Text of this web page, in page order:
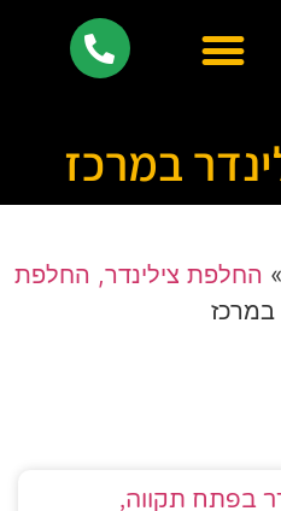
במרכז
» החלפת צילינדר, החלפת
במרכז
בפתח תקווה,